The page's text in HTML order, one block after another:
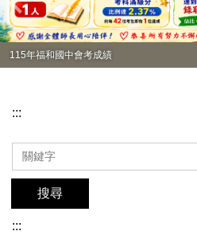
115年福和國中會考成績
:::
搜尋
:::